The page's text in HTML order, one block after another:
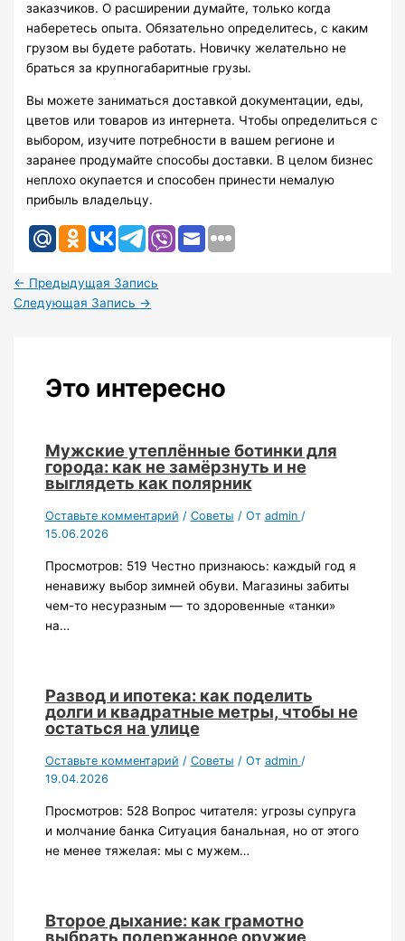
заказчиков. О расширении думайте, только когда
наберетесь опыта. Обязательно определитесь, с каким
грузом вы будете работать. Новичку желательно не
браться за крупногабаритные грузы.
Вы можете заниматься доставкой документации, еды,
цветов или товаров из интернета. Чтобы определиться с
выбором, изучите потребности в вашем регионе и
заранее продумайте способы доставки. В целом бизнес
неплохо окупается и способен принести немалую
прибыль владельцу.
← Предыдущая Запись
Следующая Запись →
Это интересно
Мужские утеплённые ботинки для
города: как не замёрзнуть и не
выглядеть как полярник
Оставьте комментарий / Советы / От admin /
15.06.2026
Просмотров: 519 Честно признаюсь: каждый год я
ненавижу выбор зимней обуви. Магазины забиты
чем-то несуразным — то здоровенные «танки»
на…
Развод и ипотека: как поделить
долги и квадратные метры, чтобы не
остаться на улице
Оставьте комментарий / Советы / От admin /
19.04.2026
Просмотров: 528 Вопрос читателя: угрозы супруга
и молчание банка Ситуация банальная, но от этого
не менее тяжелая: мы с мужем…
Второе дыхание: как грамотно
выбрать подержанное оружие